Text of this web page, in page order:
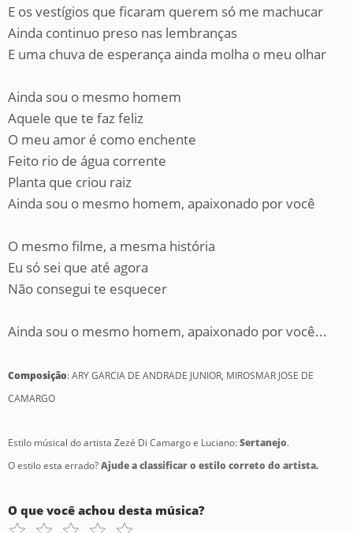
E os vestígios que ficaram querem só me machucar
Ainda continuo preso nas lembranças
E uma chuva de esperança ainda molha o meu olhar
Ainda sou o mesmo homem
Aquele que te faz feliz
O meu amor é como enchente
Feito rio de água corrente
Planta que criou raiz
Ainda sou o mesmo homem, apaixonado por você
O mesmo filme, a mesma história
Eu só sei que até agora
Não consegui te esquecer
Ainda sou o mesmo homem, apaixonado por você...
Composição: ARY GARCIA DE ANDRADE JUNIOR, MIROSMAR JOSE DE
CAMARGO
Estilo músical do artista Zezé Di Camargo e Luciano:Sertanejo.
O estilo esta errado?Ajude a classificar o estilo correto do artista.
O que você achou desta música?